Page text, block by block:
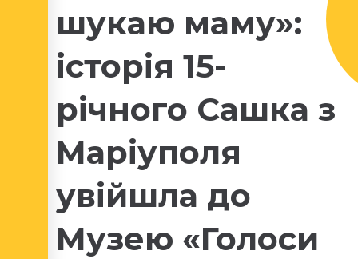
шукаю маму»:
історія 15-
річного Сашка з
Маріуполя
увійшла до
Музею «Голоси